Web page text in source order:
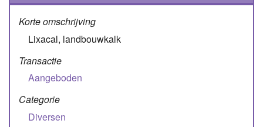
Korte omschrijving
Lixacal, landbouwkalk
Transactie
Aangeboden
Categorie
Diversen